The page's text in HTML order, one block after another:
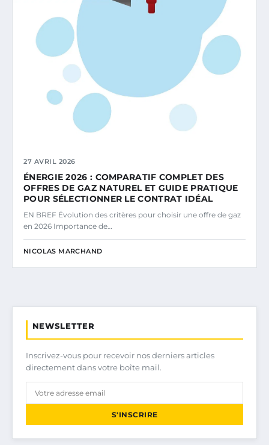
27 AVRIL 2026
ÉNERGIE 2026 : COMPARATIF COMPLET DES
OFFRES DE GAZ NATUREL ET GUIDE PRATIQUE
POUR SÉLECTIONNER LE CONTRAT IDÉAL
EN BREF Évolution des critères pour choisir une offre de gaz
en 2026 Importance de…
NICOLAS MARCHAND
NEWSLETTER
Inscrivez-vous pour recevoir nos derniers articles
directement dans votre boîte mail.
S'INSCRIRE